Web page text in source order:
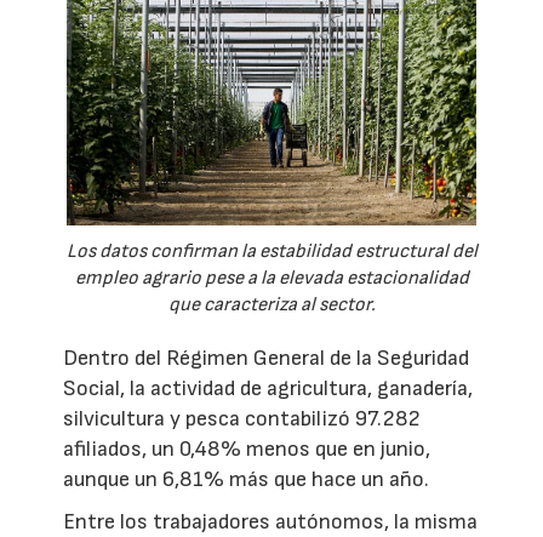
Los datos confirman la estabilidad estructural del
empleo agrario pese a la elevada estacionalidad
que caracteriza al sector.
Dentro del Régimen General de la Seguridad
Social, la actividad de agricultura, ganadería,
silvicultura y pesca contabilizó 97.282
afiliados, un 0,48% menos que en junio,
aunque un 6,81% más que hace un año.
Entre los trabajadores autónomos, la misma